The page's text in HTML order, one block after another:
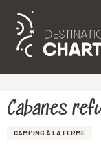
Aller
principal
Cabanes
CAMPING À LA FERME